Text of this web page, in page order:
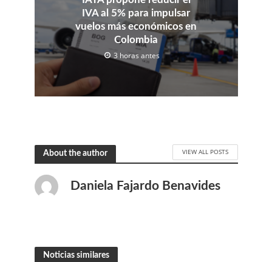
IVA al 5% para impulsar
vuelos más económicos en
Colombia
3 horas antes
About the author VIEW ALL POSTS
Daniela Fajardo Benavides
Noticias similares